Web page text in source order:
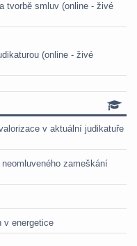
tvorbě smluv (online - živé
(online - živé
v aktuální judikatuře
zameškání
v energetice